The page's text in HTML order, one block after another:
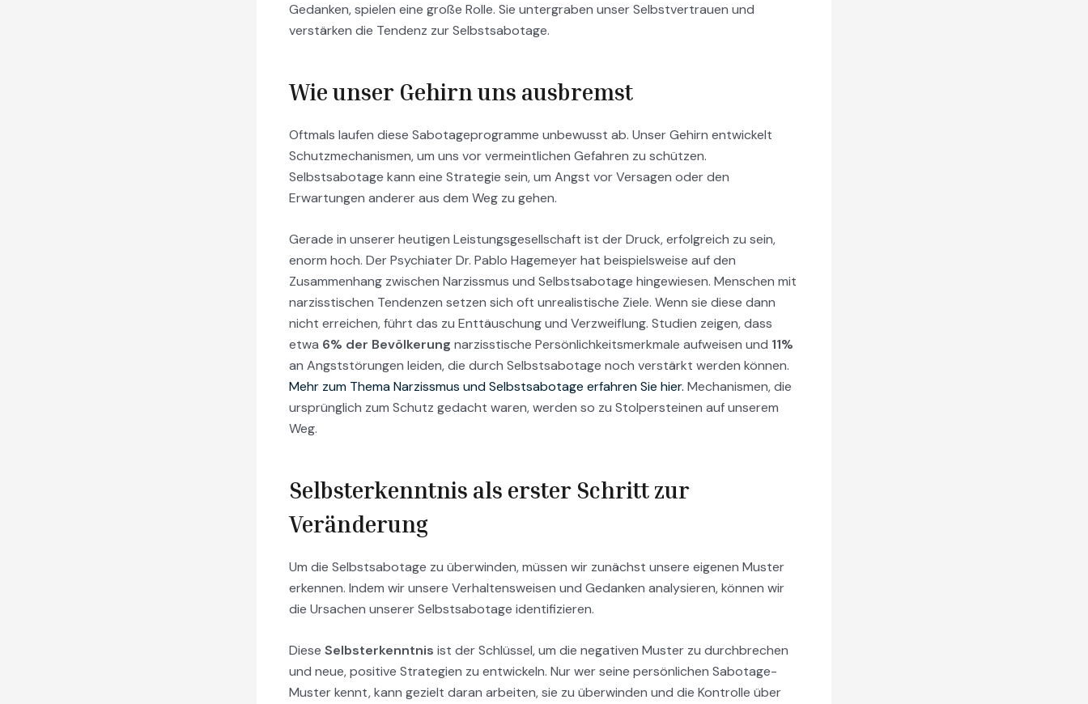
Gedanken, spielen eine große Rolle. Sie untergraben unser Selbstvertrauen und
verstärken die Tendenz zur Selbstsabotage.
Wie unser Gehirn uns ausbremst
Oftmals laufen diese Sabotageprogramme unbewusst ab. Unser Gehirn entwickelt
Schutzmechanismen, um uns vor vermeintlichen Gefahren zu schützen.
Selbstsabotage kann eine Strategie sein, um Angst vor Versagen oder den
Erwartungen anderer aus dem Weg zu gehen.
Gerade in unserer heutigen Leistungsgesellschaft ist der Druck, erfolgreich zu sein,
enorm hoch. Der Psychiater Dr. Pablo Hagemeyer hat beispielsweise auf den
Zusammenhang zwischen Narzissmus und Selbstsabotage hingewiesen. Menschen mit
narzisstischen Tendenzen setzen sich oft unrealistische Ziele. Wenn sie diese dann
nicht erreichen, führt das zu Enttäuschung und Verzweiflung. Studien zeigen, dass
etwa 6% der Bevölkerung narzisstische Persönlichkeitsmerkmale aufweisen und 11%
an Angststörungen leiden, die durch Selbstsabotage noch verstärkt werden können.
Mehr zum Thema Narzissmus und Selbstsabotage erfahren Sie hier. Mechanismen, die
ursprünglich zum Schutz gedacht waren, werden so zu Stolpersteinen auf unserem
Weg.
Selbsterkenntnis als erster Schritt zur
Veränderung
Um die Selbstsabotage zu überwinden, müssen wir zunächst unsere eigenen Muster
erkennen. Indem wir unsere Verhaltensweisen und Gedanken analysieren, können wir
die Ursachen unserer Selbstsabotage identifizieren.
Diese Selbsterkenntnis ist der Schlüssel, um die negativen Muster zu durchbrechen
und neue, positive Strategien zu entwickeln. Nur wer seine persönlichen Sabotage-
Muster kennt, kann gezielt daran arbeiten, sie zu überwinden und die Kontrolle über